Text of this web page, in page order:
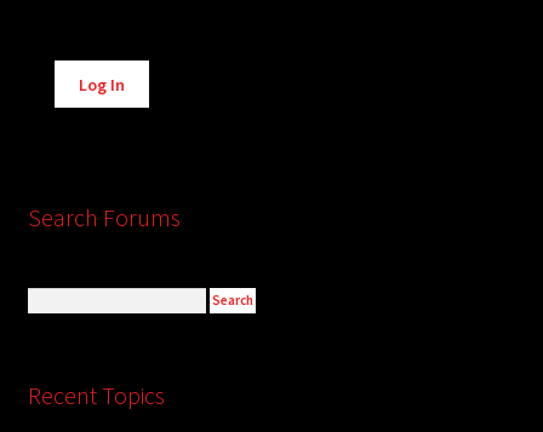
Alternative:
Log In
Search Forums
Recent Topics